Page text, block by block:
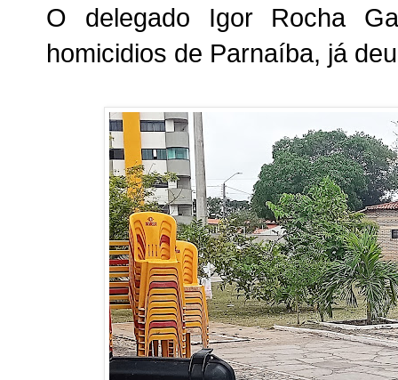
O delegado Igor Rocha
homicidios de Parnaíba, já